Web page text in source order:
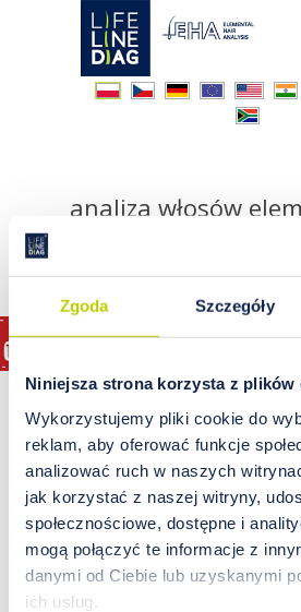
Zgoda Szczegóły
Niniejsza strona korzysta z plików
Wykorzystujemy pliki cookie do
reklam, aby oferować funkcje
analizować ruch w naszych
jak korzystać z naszej witryny,
społecznościowe, dostępne i
mogą połączyć te informacje z
danymi od Ciebie lub uzyskanymi
ich usług.
Lifelinediag
Elemental Hair Analysis
analiza włosów